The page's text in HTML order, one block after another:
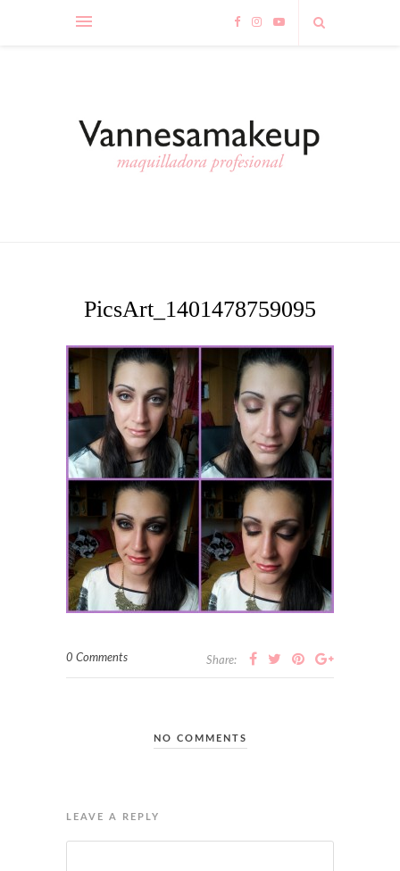
PicsArt_1401478759095
0 Comments Share:
NO COMMENTS
LEAVE A REPLY